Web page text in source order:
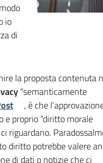
io
di
la proposta contenuta
“semanticamente
, è che
e proprio “diritto morale
riguardano.
diritto potrebbe valere
di dati o notizie che ci